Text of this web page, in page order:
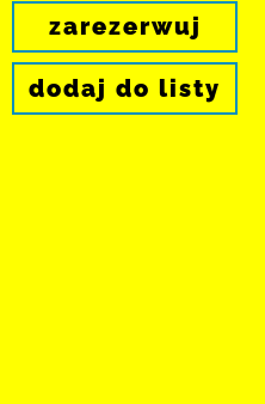
zarezerwuj
dodaj do listy